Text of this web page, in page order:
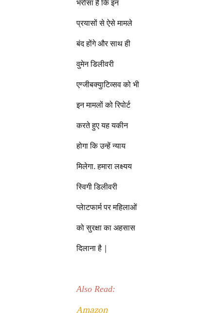
भरोसा है कि इन
प्रयासों से ऐसे मामले
बंद होंगे और साथ ही
वुमेन डिलीवरी
एग्जीबक्युाटिव्सव को भी
इन मामलों को रिपोर्ट
करते हुए यह यकीन
होगा कि उन्हें न्याय
मिलेगा. हमारा लक्ष्यय
स्विगी डिलीवरी
प्लेाटफार्म पर महिलाओं
को सुरक्षा का अहसास
दिलाना है |
Also Read:
Amazon